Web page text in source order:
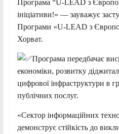
Програма “U-LEAD з
ініціативи!» — зауважує
Програми «U-LEAD з
Хорват.
Програма передбачає
економіки, розвитку
цифрової інфраструктури в
публічних послуг.
«Сектор інформаційних
демонструє стійкість до